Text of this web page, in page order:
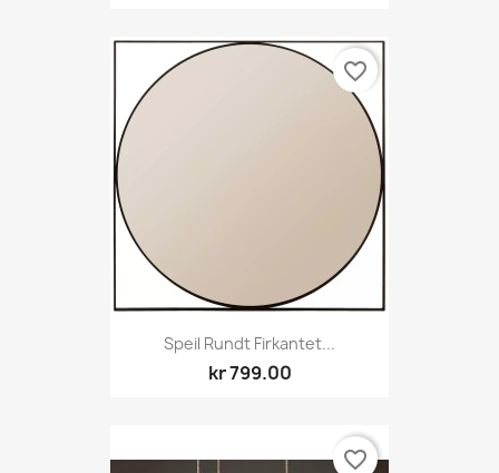
Speil Rundt Firkantet...
kr 799.00
favorite_border
favorite_border